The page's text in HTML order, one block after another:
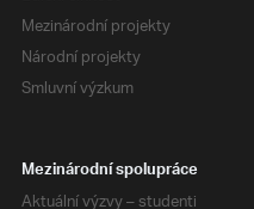
Mezinárodní projekty
Národní projekty
Smluvní výzkum
Mezinárodní spolupráce